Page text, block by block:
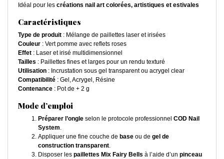
Idéal pour les créations nail art colorées, artistiques et estivales
Caractéristiques
Type de produit : Mélange de paillettes laser et irisées
Couleur : Vert pomme avec reflets roses
Effet : Laser et irisé multidimensionnel
Tailles : Paillettes fines et larges pour un rendu texturé
Utilisation : Incrustation sous gel transparent ou acrygel clear
Compatibilité : Gel, Acrygel, Résine
Contenance : Pot de + 2 g
Mode d’emploi
Préparer l’ongle selon le protocole professionnel COD Nail
System.
Appliquer une fine couche de base ou de gel de
construction transparent.
Disposer les paillettes Mix Fairy Bells à l’aide d’un pinceau